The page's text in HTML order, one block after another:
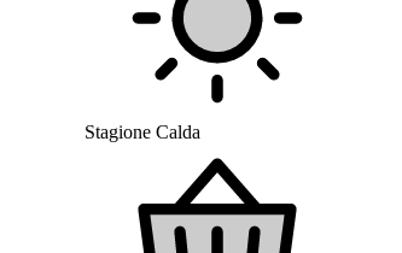
Stagione Calda